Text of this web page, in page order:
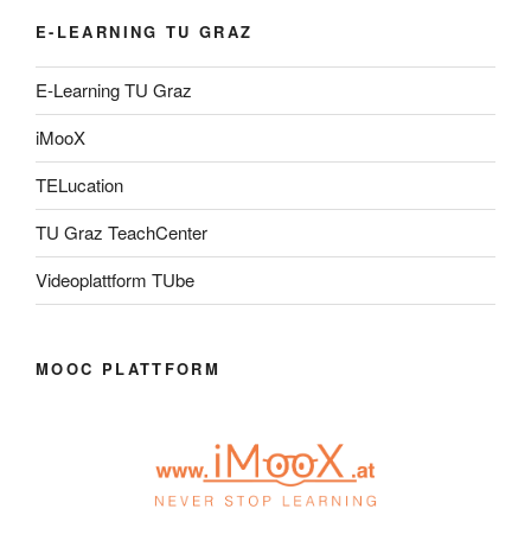
E-LEARNING TU GRAZ
E-Learning TU Graz
iMooX
TELucation
TU Graz TeachCenter
Videoplattform TUbe
MOOC PLATTFORM